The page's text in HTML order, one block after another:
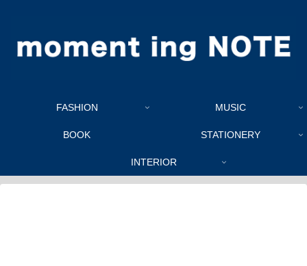
FASHION MUSIC
BOOK STATIONERY
INTERIOR